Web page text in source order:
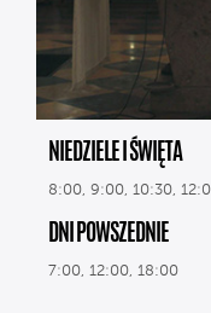
NIEDZIELE I ŚWIĘTA
8:00, 9:00, 10:30,
DNI POWSZEDNIE
7:00, 12:00, 18:00